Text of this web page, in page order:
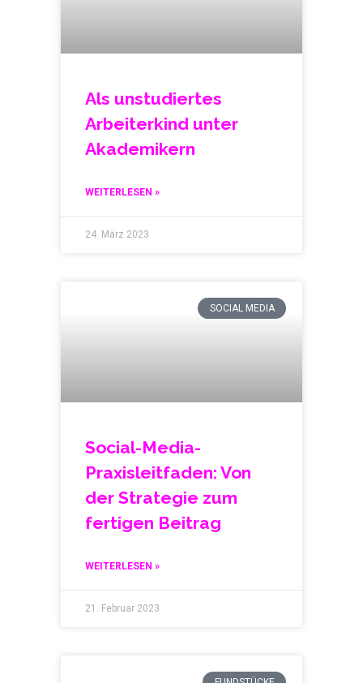
Als unstudiertes
Arbeiterkind unter
Akademikern
WEITERLESEN »
24. März 2023
SOCIAL MEDIA
Social-Media-
Praxisleitfaden: Von
der Strategie zum
fertigen Beitrag
WEITERLESEN »
21. Februar 2023